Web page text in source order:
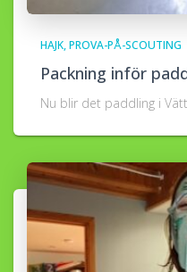
HAJK PROVA-PÅ-SCOUTING
Packning inför
Nu blir det paddling i